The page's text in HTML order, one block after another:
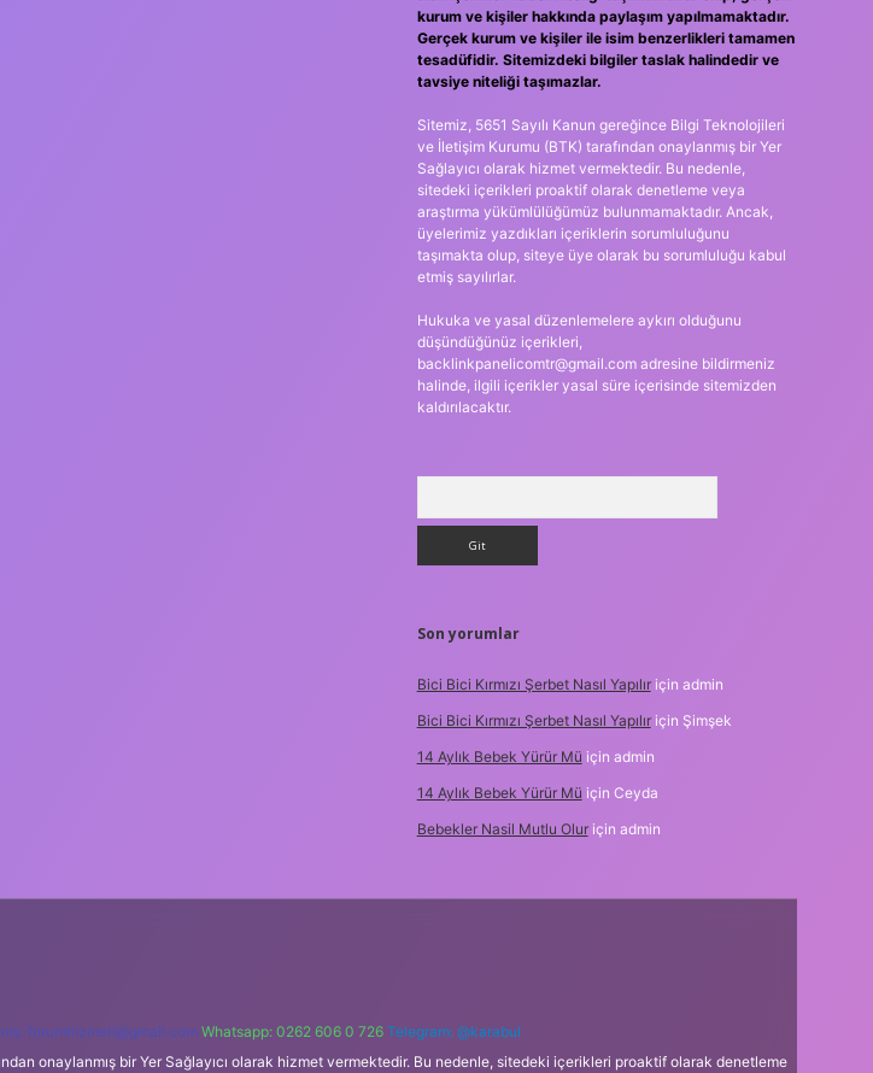
kurum ve kişiler hakkında paylaşım yapılmamaktadır.
Gerçek kurum ve kişiler ile isim benzerlikleri tamamen
tesadüfidir. Sitemizdeki bilgiler taslak halindedir ve
tavsiye niteliği taşımazlar.
Sitemiz, 5651 Sayılı Kanun gereğince Bilgi Teknolojileri
ve İletişim Kurumu (BTK) tarafından onaylanmış bir Yer
Sağlayıcı olarak hizmet vermektedir. Bu nedenle,
sitedeki içerikleri proaktif olarak denetleme veya
araştırma yükümlülüğümüz bulunmamaktadır. Ancak,
üyelerimiz yazdıkları içeriklerin sorumluluğunu
taşımakta olup, siteye üye olarak bu sorumluluğu kabul
etmiş sayılırlar.
Hukuka ve yasal düzenlemelere aykırı olduğunu
düşündüğünüz içerikleri,
backlinkpanelicomtr@gmail.comadresine bildirmeniz
halinde, ilgili içerikler yasal süre içerisinde sitemizden
kaldırılacaktır.
Son yorumlar
Bici Bici Kırmızı Şerbet Nasıl Yapılıriçin admin
Bici Bici Kırmızı Şerbet Nasıl Yapılıriçin Şimşek
14 Aylık Bebek Yürür Mü için admin
14 Aylık Bebek Yürür Mü için Ceyda
Bebekler Nasil Mutlu Oluriçin admin
forumhizmeti@gmail.com Whatsapp: 0262 606 0 726 Telegram: @karabul
onaylanmış bir Yer Sağlayıcı olarak hizmet vermektedir. Bu nedenle, sitedeki içerikleri proaktif olarak denetleme